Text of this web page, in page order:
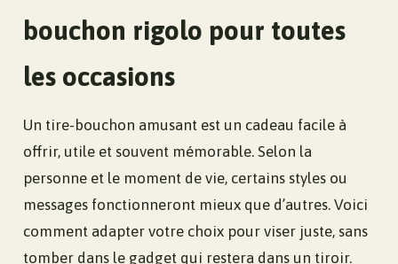
bouchon rigolo pour toutes
les occasions
Un tire-bouchon amusant est un cadeau facile à
offrir, utile et souvent mémorable. Selon la
personne et le moment de vie, certains styles ou
messages fonctionneront mieux que d’autres. Voici
comment adapter votre choix pour viser juste, sans
tomber dans le gadget qui restera dans un tiroir.